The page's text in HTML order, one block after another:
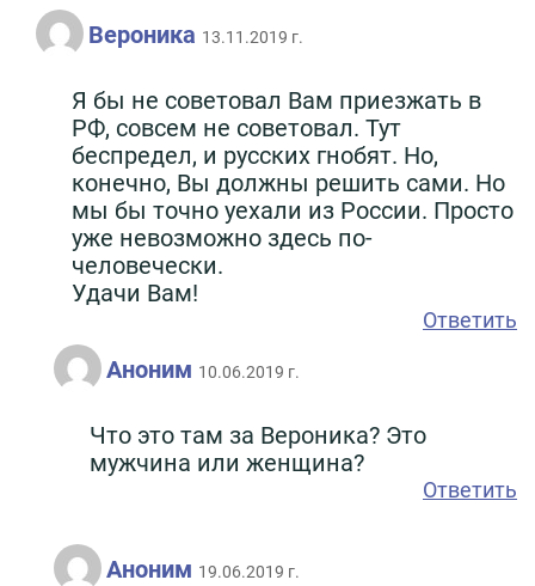
Вероника 13.11.2019 г.
Я бы не советовал Вам приезжать в
РФ, совсем не советовал. Тут
беспредел, и русских гнобят. Но,
конечно, Вы должны решить сами. Но
мы бы точно уехали из России. Просто
уже невозможно здесь по-
человечески.
Удачи Вам!
Ответить
Аноним 10.06.2019 г.
Что это там за Вероника? Это
мужчина или женщина?
Ответить
Аноним 19.06.2019 г.